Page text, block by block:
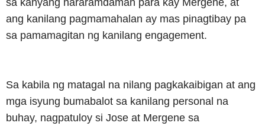
sa kanyang nararamdaman para kay Mergene, at
ang kanilang pagmamahalan ay mas pinagtibay pa
sa pamamagitan ng kanilang engagement.
Sa kabila ng matagal na nilang pagkakaibigan at ang
mga isyung bumabalot sa kanilang personal na
buhay, nagpatuloy si Jose at Mergene sa